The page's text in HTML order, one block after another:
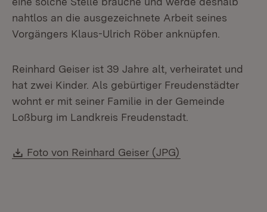
nahtlos an die ausgezeichnete Arbeit seines
Vorgängers Klaus-Ulrich Röber anknüpfen.
Reinhard Geiser ist 39 Jahre alt, verheiratet und
hat zwei Kinder. Als gebürtiger Freudenstädter
wohnt er mit seiner Familie in der Gemeinde
Loßburg im Landkreis Freudenstadt.
Download:
Foto von Reinhard Geiser (JPG)